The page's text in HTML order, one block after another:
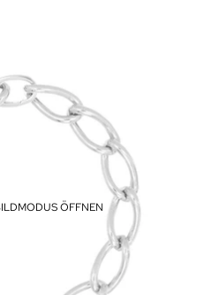
ÖFFNEN